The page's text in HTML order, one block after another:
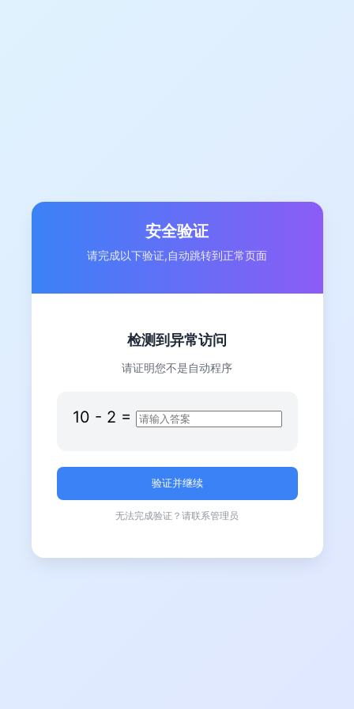
安全验证
请完成以下验证,自动跳转到正常页面
检测到异常访问
请证明您不是自动程序
10 - 2 =
无法完成验证？请联系管理员